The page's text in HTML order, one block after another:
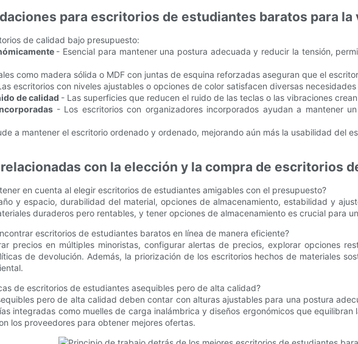
para escritorios de estudiantes baratos para la
de calidad bajo presupuesto:
- Esencial para mantener una postura adecuada y reducir la tensión,
como madera sólida o MDF con juntas de esquina reforzadas aseguran que el
escritorios con niveles ajustables o opciones de color satisfacen diversas
de calidad - Las superficies que reducen el ruido de las teclas o las vibraciones
- Los escritorios con organizadores incorporados ayudan a mantener
a mantener el escritorio ordenado y ordenado, mejorando aún más la usabilidad del
con la elección y la compra de escritorios
en cuenta al elegir escritorios de estudiantes amigables con el presupuesto?
y espacio, durabilidad del material, opciones de almacenamiento, estabilidad y
duraderos pero rentables, y tener opciones de almacenamiento es crucial para
escritorios de estudiantes baratos en línea de manera eficiente?
precios en múltiples minoristas, configurar alertas de precios, explorar opciones
de devolución. Además, la priorización de los escritorios hechos de materiales
de escritorios de estudiantes asequibles pero de alta calidad?
pero de alta calidad deben contar con alturas ajustables para una postura
integradas como muelles de carga inalámbrica y diseños ergonómicos que
los proveedores para obtener mejores ofertas.